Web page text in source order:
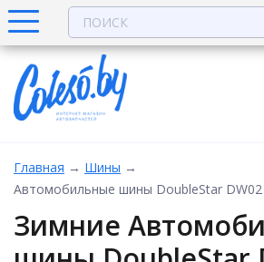
Главная → Шины →
Автомобильные шины DoubleStar DW02
Зимние